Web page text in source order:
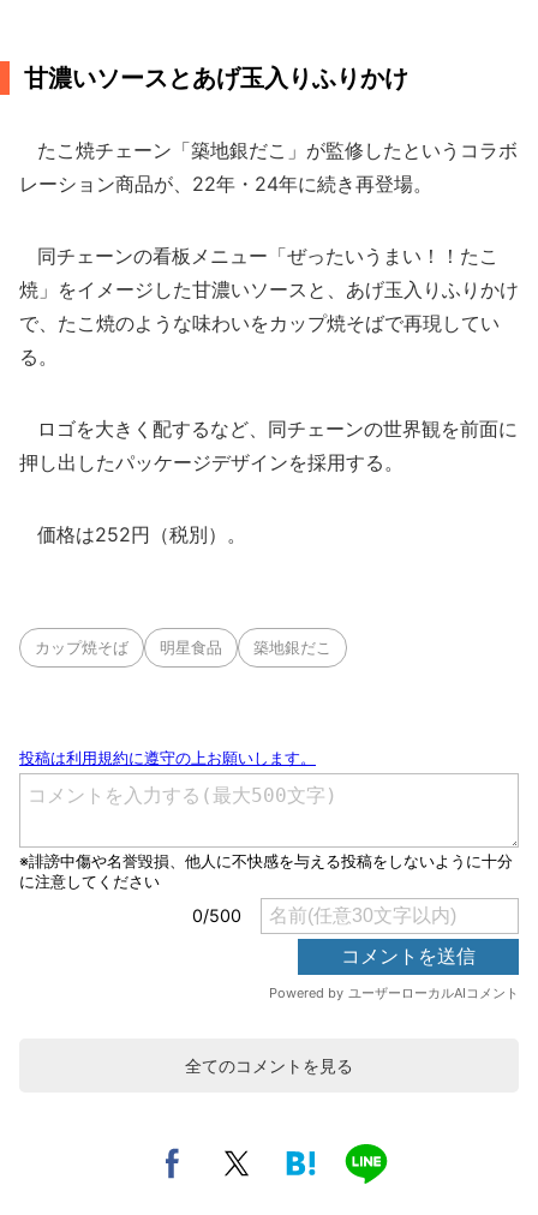
甘濃いソースとあげ玉入りふりかけ
たこ焼チェーン「築地銀だこ」が監修したというコラボ
レーション商品が、22年・24年に続き再登場。
同チェーンの看板メニュー「ぜったいうまい！！たこ
焼」をイメージした甘濃いソースと、あげ玉入りふりかけ
で、たこ焼のような味わいをカップ焼そばで再現してい
る。
ロゴを大きく配するなど、同チェーンの世界観を前面に
押し出したパッケージデザインを採用する。
価格は252円（税別）。
カップ焼そば 明星食品 築地銀だこ
全てのコメントを見る